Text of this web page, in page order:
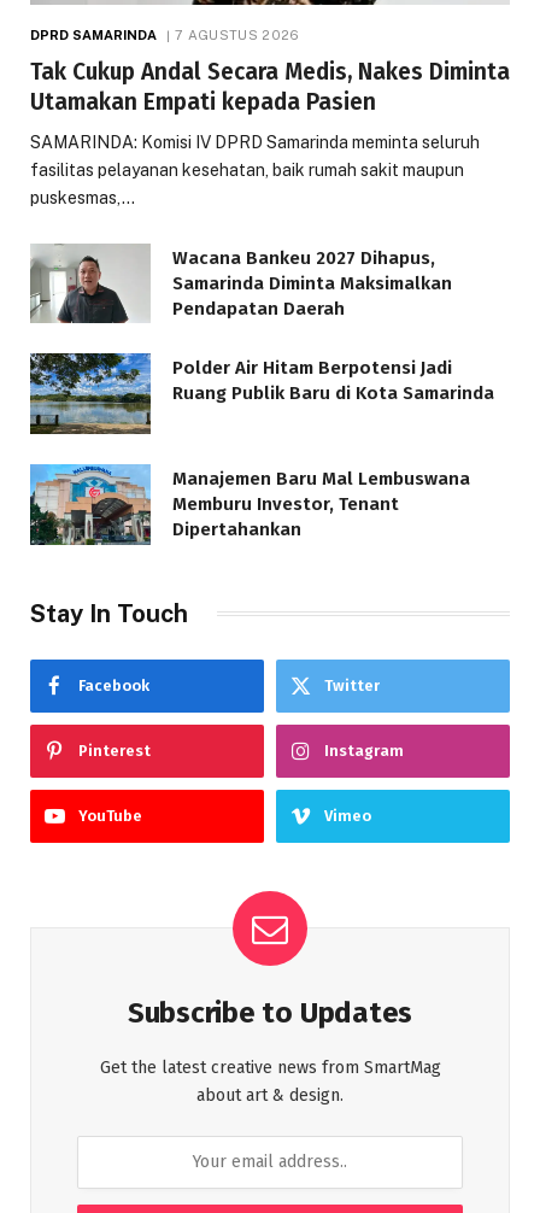
DPRD SAMARINDA 7 AGUSTUS 2026
Tak Cukup Andal Secara Medis, Nakes Diminta
Utamakan Empati kepada Pasien
SAMARINDA: Komisi IV DPRD Samarinda meminta seluruh
fasilitas pelayanan kesehatan, baik rumah sakit maupun
puskesmas,…
Wacana Bankeu 2027 Dihapus,
Samarinda Diminta Maksimalkan
Pendapatan Daerah
Polder Air Hitam Berpotensi Jadi
Ruang Publik Baru di Kota Samarinda
Manajemen Baru Mal Lembuswana
Memburu Investor, Tenant
Dipertahankan
Stay In Touch
Facebook Twitter
Pinterest Instagram
YouTube Vimeo
Subscribe to Updates
Get the latest creative news from SmartMag
about art & design.